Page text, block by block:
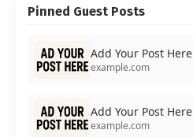
Pinned Guest Posts
Add Your Post Here
example.com
Add Your Post Here
example.com